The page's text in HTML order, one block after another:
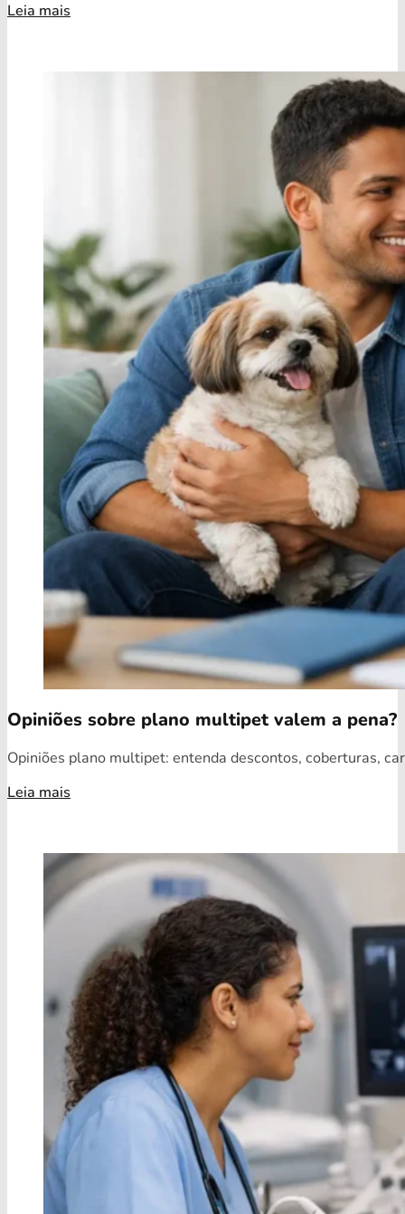
Leia mais
Opiniões sobre plano multipet valem a pena?
Opiniões plano multipet: entenda descontos, coberturas,
Leia mais